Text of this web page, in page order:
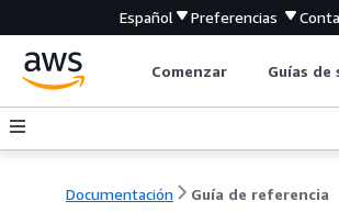
Español Preferencias
Comenzar Guías de
Documentación Guía de referencia